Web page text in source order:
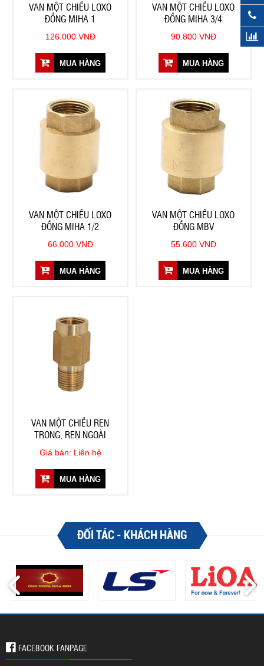
VAN MỘT CHIỀU LOXO
ĐỒNG MIHA 1
126.000 VNĐ
MUA HÀNG
VAN MỘT CHIỀU LOXO
ĐỒNG MIHA 3/4
90.800 VNĐ
MUA HÀNG
VAN MỘT CHIỀU LOXO
ĐỒNG MIHA 1/2
66.000 VNĐ
MUA HÀNG
VAN MỘT CHIỀU LOXO
ĐỒNG MBV
55.600 VNĐ
MUA HÀNG
VAN MỘT CHIỀU REN
TRONG, REN NGOÀI
Giá bán: Liên hệ
MUA HÀNG
ĐỐI TÁC - KHÁCH HÀNG
FACEBOOK FANPAGE